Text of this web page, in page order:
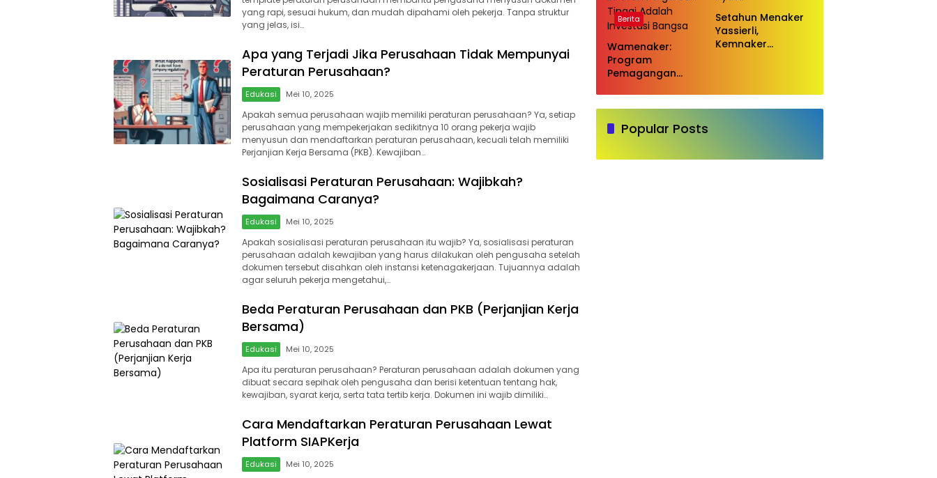
yang rapi, sesuai hukum, dan mudah dipahami oleh pekerja. Tanpa struktur
yang jelas, isi…
Apa yang Terjadi Jika Perusahaan Tidak Mempunyai
Peraturan Perusahaan?
Edukasi Mei 10, 2025
Apakah semua perusahaan wajib memiliki peraturan perusahaan? Ya, setiap
perusahaan yang mempekerjakan sedikitnya 10 orang pekerja wajib
menyusun dan mendaftarkan peraturan perusahaan, kecuali telah memiliki
Perjanjian Kerja Bersama (PKB). Kewajiban…
Sosialisasi Peraturan Perusahaan: Wajibkah?
Bagaimana Caranya?
Edukasi Mei 10, 2025
Apakah sosialisasi peraturan perusahaan itu wajib? Ya, sosialisasi peraturan
perusahaan adalah kewajiban yang harus dilakukan oleh pengusaha setelah
dokumen tersebut disahkan oleh instansi ketenagakerjaan. Tujuannya adalah
agar seluruh pekerja mengetahui,…
Beda Peraturan Perusahaan dan PKB (Perjanjian Kerja
Bersama)
Edukasi Mei 10, 2025
Apa itu peraturan perusahaan? Peraturan perusahaan adalah dokumen yang
dibuat secara sepihak oleh pengusaha dan berisi ketentuan tentang hak,
kewajiban, syarat kerja, serta tata tertib kerja. Dokumen ini wajib dimiliki…
Cara Mendaftarkan Peraturan Perusahaan Lewat
Platform SIAPKerja
Edukasi Mei 10, 2025
Berita
Wamenaker:
Program
Pemagangan
Investasi Bangsa
Setahun Menaker
Yassierli,
Kemnaker
Popular Posts